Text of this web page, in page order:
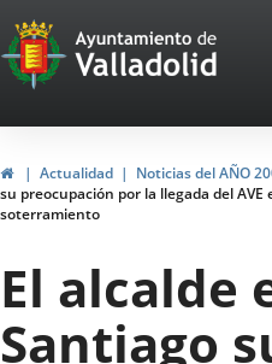
Portal
Web
del
de
Valladolid
HomeActualidad Noticias del AÑO
su preocupación por la llegada del
soterramiento
El alcalde
Santiago